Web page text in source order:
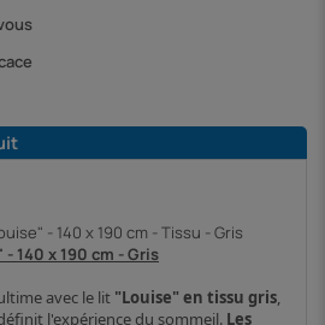
- 140 x 190 cm - Tissu - Gris
140 x 190 cm - Gris
avec le lit "Louise" en tissu gris,
l'expérience du sommeil. Les